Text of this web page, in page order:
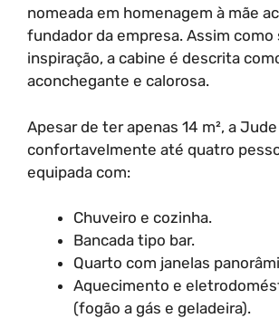
nomeada em homenagem à mãe
fundador da empresa. Assim como
inspiração, a cabine é descrita
aconchegante e calorosa.
Apesar de ter apenas 14 m², a
confortavelmente até quatro
equipada com:
Chuveiro e cozinha.
Bancada tipo bar.
Quarto com janelas
Aquecimento e
(fogão a gás e geladeira).